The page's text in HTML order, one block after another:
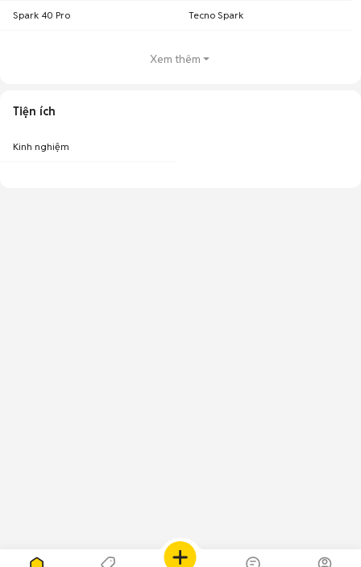
Spark 40 Pro Tecno Spark
Xem thêm
Tiện ích
Kinh nghiệm